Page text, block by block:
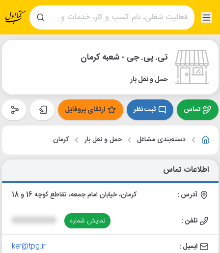
تی. پی. جی - شعبه کرمان
حمل و نقل بار
تماس ثبت نظر ارتقای پروفایل
دسته‌بندی مشاغل حمل و نقل بار کرمان
اطلاعات تماس
آدرس : کرمان، خیابان امام جمعه، تقاطع کوچه 16 و 18
تلفن : نمایش شماره
ایمیل : ker@tpg.ir